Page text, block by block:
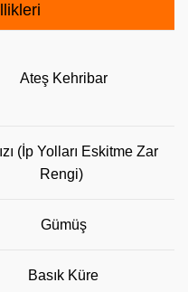
Ateş Kehribar
(İp Yolları Eskitme Zar
Rengi)
Gümüş
Basık Küre